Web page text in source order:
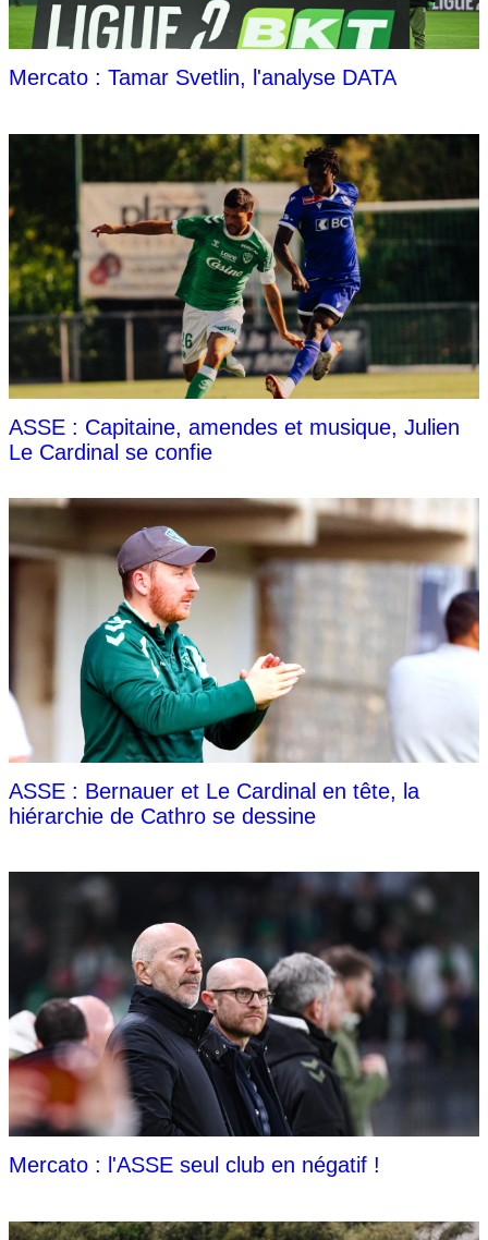
Mercato : Tamar Svetlin, l'analyse DATA
ASSE : Capitaine, amendes et musique, Julien
Le Cardinal se confie
ASSE : Bernauer et Le Cardinal en tête, la
hiérarchie de Cathro se dessine
Mercato : l'ASSE seul club en négatif !